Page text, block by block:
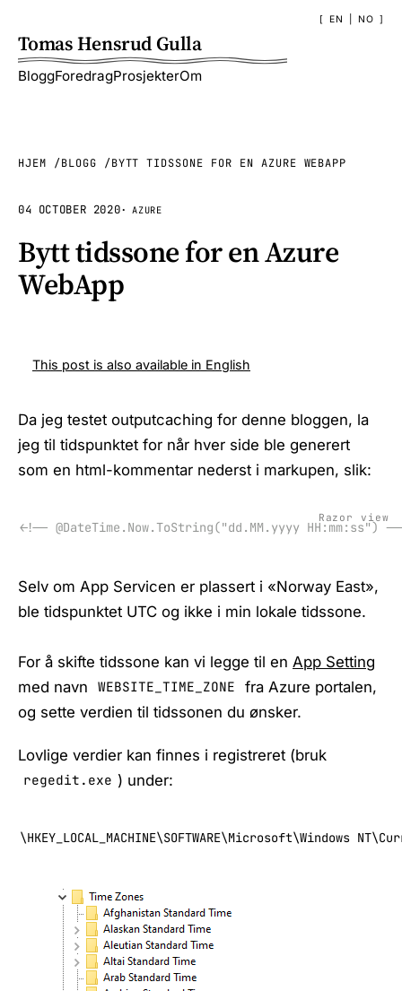
Tomas Hensrud Gulla
BloggForedragProsjekterOm
EN NO
HJEM BLOGG BYTT TIDSSONE FOR EN AZURE WEBAPP
04 OCTOBER 2020· AZURE
Bytt tidssone for en Azure
WebApp
This post is also available in English
Da jeg testet outputcaching for denne bloggen, la
jeg til tidspunktet for når hver side ble generert
som en html-kommentar nederst i markupen, slik:
<!-- @DateTime.Now.ToString("dd.MM.yyyy HH:mm:ss") --
Razor view
Selv om App Servicen er plassert i «Norway East»,
ble tidspunktet UTC og ikke i min lokale tidssone.
For å skifte tidssone kan vi legge til en App Setting
med navn
WEBSITE_TIME_ZONE
fra Azure portalen,
og sette verdien til tidssonen du ønsker.
Lovlige verdier kan finnes i registreret (bruk
regedit.exe ) under:
\HKEY_LOCAL_MACHINE\SOFTWARE\Microsoft\Windows